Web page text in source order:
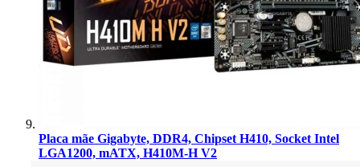
Placa mãe Gigabyte, DDR4, Chipset H410, Socket Intel
LGA1200, mATX, H410M-H V2